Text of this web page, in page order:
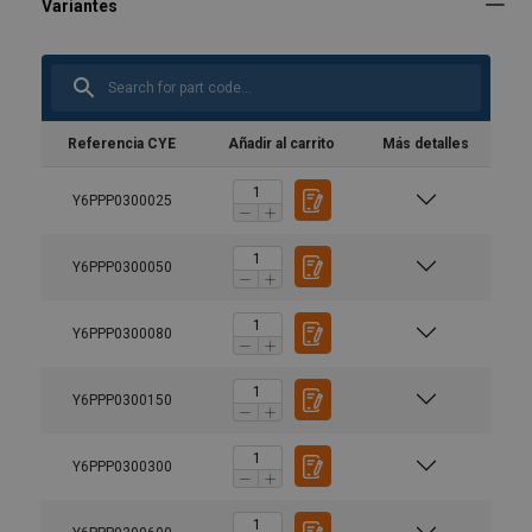
Referencia CYE Añadir al carrito Más detalles
Y6PPP0300025
Y6PPP0300050
Y6PPP0300080
Y6PPP0300150
Y6PPP0300300